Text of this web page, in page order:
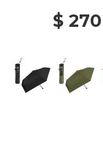
$ 270